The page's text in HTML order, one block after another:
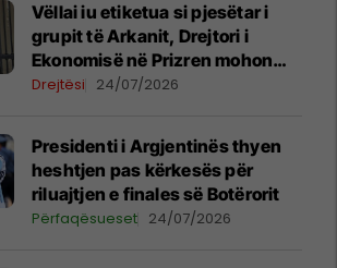
Vëllai iu etiketua si pjesëtar i
grupit të Arkanit, Drejtori i
Ekonomisë në Prizren mohon
pretendimet
Drejtësi 24/07/2026
Presidenti i Argjentinës thyen
heshtjen pas kërkesës për
riluajtjen e finales së Botërorit
Përfaqësueset 24/07/2026